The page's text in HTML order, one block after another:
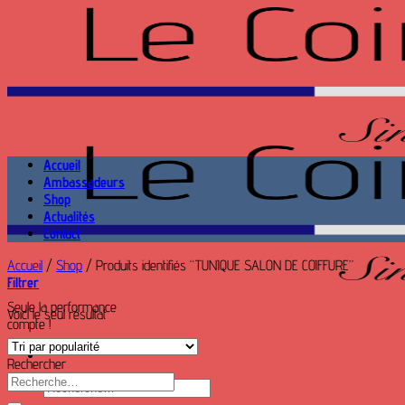
Seule la performance
compte !
Recherche
Accueil
Ambassadeurs
Shop
Actualités
Contact
Accueil / Shop / Produits identifiés “TUNIQUE SALON DE COIFFURE”
Filtrer
Voici le seul résultat
Rechercher
Recherche
pour :